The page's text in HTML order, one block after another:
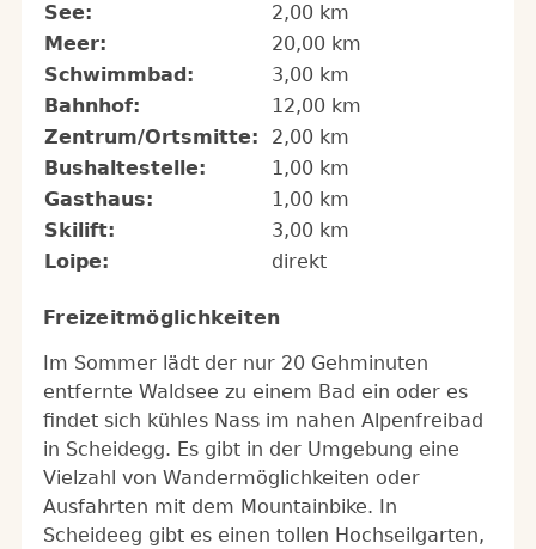
See:
2,00 km
Meer:
20,00 km
Schwimmbad:
3,00 km
Bahnhof:
12,00 km
Zentrum/Ortsmitte:
2,00 km
Bushaltestelle:
1,00 km
Gasthaus:
1,00 km
Skilift:
3,00 km
Loipe:
direkt
Freizeitmöglichkeiten
Im Sommer lädt der nur 20 Gehminuten
entfernte Waldsee zu einem Bad ein oder es
findet sich kühles Nass im nahen Alpenfreibad
in Scheidegg. Es gibt in der Umgebung eine
Vielzahl von Wandermöglichkeiten oder
Ausfahrten mit dem Mountainbike. In
Scheideeg gibt es einen tollen Hochseilgarten,